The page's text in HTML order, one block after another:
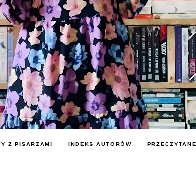
Z PISARZAMI INDEKS AUTORÓW PRZECZYTANE